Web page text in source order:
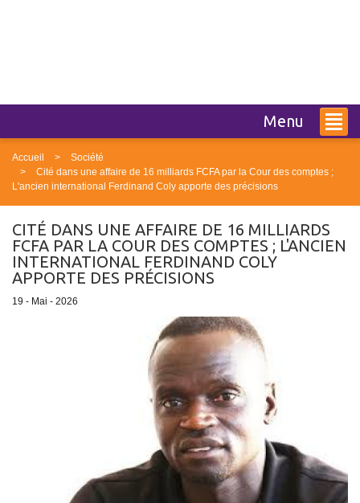
Menu
Accueil
Société
Cité dans une affaire de 16 milliards FCFA par la Cour des comptes ;
L'ancien international Ferdinand Coly apporte des précisions
CITÉ DANS UNE AFFAIRE DE 16 MILLIARDS
FCFA PAR LA COUR DES COMPTES ; L'ANCIEN
INTERNATIONAL FERDINAND COLY
APPORTE DES PRÉCISIONS
19 - Mai - 2026